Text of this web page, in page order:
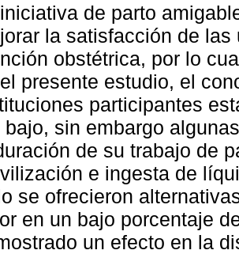
de parto
la satisfacción de
obstétrica, por lo
presente estudio, el
participantes
bajo, sin embargo
de su trabajo de
e ingesta de
se ofrecieron
en un bajo porcentaje
un efecto en la